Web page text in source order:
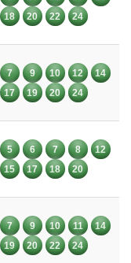
18 20 22 24
7 9 10 12
14
17 19 20 24
5 6 7 8
12
15 17 18 20
7 9 10 11
14
19 20 22 24